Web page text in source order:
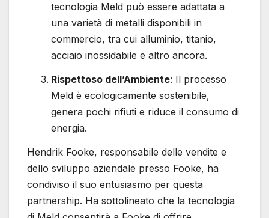
tecnologia Meld può essere adattata a
una varietà di metalli disponibili in
commercio, tra cui alluminio, titanio,
acciaio inossidabile e altro ancora.
Rispettoso dell’Ambiente: Il processo
Meld è ecologicamente sostenibile,
genera pochi rifiuti e riduce il consumo di
energia.
Hendrik Fooke, responsabile delle vendite e
dello sviluppo aziendale presso Fooke, ha
condiviso il suo entusiasmo per questa
partnership. Ha sottolineato che la tecnologia